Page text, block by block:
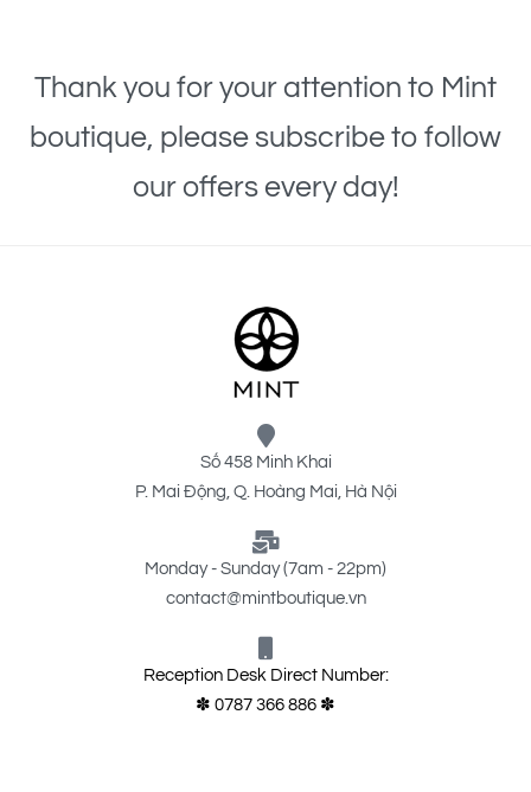
Thank you for your attention to Mint
boutique, please subscribe to follow
our offers every day!
Số 458 Minh Khai
P. Mai Động, Q. Hoàng Mai, Hà Nội
Monday - Sunday (7am - 22pm)
contact@mintboutique.vn
Reception Desk Direct Number:
✽ 0787 366 886 ✽